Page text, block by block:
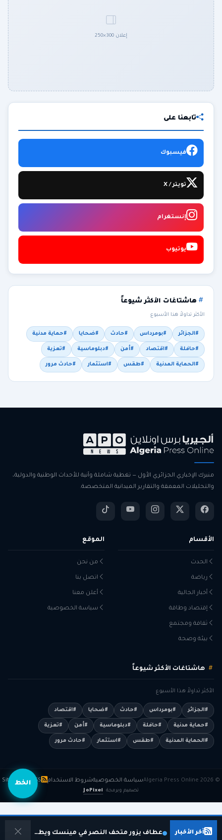
آخر الأخبار عطاف يزور متحف النصر في مينسك ويطلع على ملاحم الكفاح البيلاروسي
الخط
إعلان 300×250
تابعنا على
فيسبوك
تويتر / X
إنستغرام
يوتيوب
هاشتاغات الأكثر شيوعاً
الأكثر تداولاً هذا الأسبوع
#الجزائر #بومرداس #حادث #ضحايا #حماية مدنية
#حافلة #اقتصاد #أمن #دبلوماسية #تعزية
#الحماية المدنية #طقس #استثمار #حادث مرور
منبرك الإخباري الجزائري الأول — تغطية شاملة وآنية للأحداث الوطنية والدولية،
والتحليلات المعمقة والتقارير الميدانية المتخصصة.
الأقسام
الحدث
رياضة
أخبار الجالية
إقتصاد وطاقة
ثقافة ومجتمع
بيئة وصحة
الموقع
من نحن
اتصل بنا
أعلن معنا
سياسة الخصوصية
هاشتاغات الأكثر شيوعاً
الأكثر تداولاً هذا الأسبوع
#الجزائر #بومرداس #حادث #ضحايا #اقتصاد
#حماية مدنية #حافلة #دبلوماسية #أمن #تعزية
#الحماية المدنية #طقس #استثمار #حادث مرور
© 2026 Algeria Press Online سياسة الخصوصيةشروط الاستخدام RSS
Sitemap
تصميم وبرمجة JoPixel